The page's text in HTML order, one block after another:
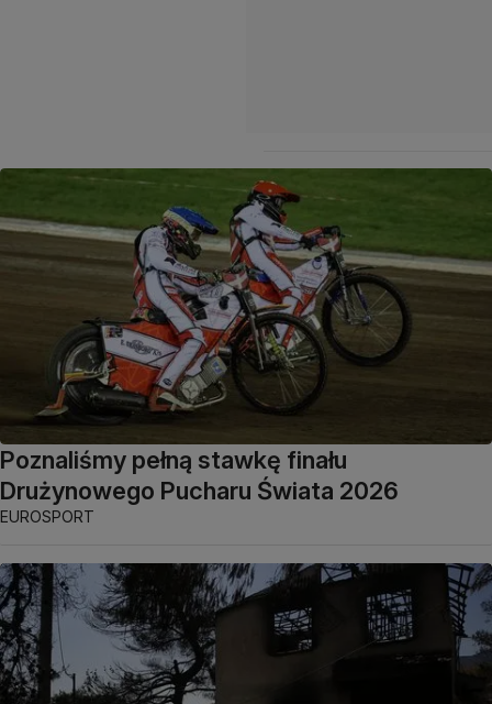
Poznaliśmy pełną stawkę finału
Drużynowego Pucharu Świata 2026
EUROSPORT